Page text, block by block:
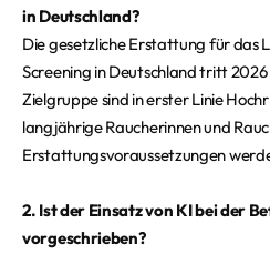
in Deutschland?
Die gesetzliche Erstattung für das
Screening in Deutschland tritt
Zielgruppe sind in erster Linie
langjährige Raucherinnen und
Erstattungsvoraussetzungen
2. Ist der Einsatz von KI bei der
vorgeschrieben?